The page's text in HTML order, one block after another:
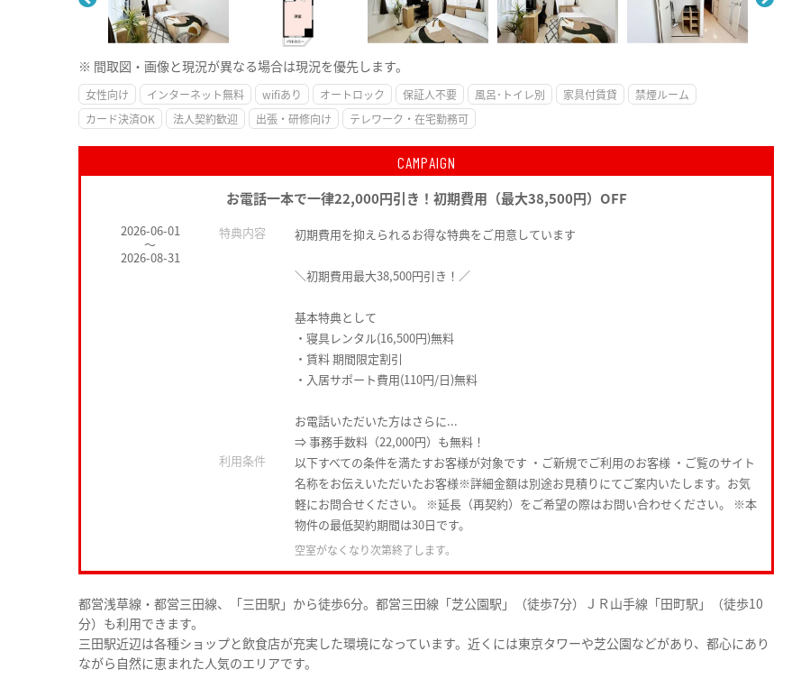
※ 間取図・画像と現況が異なる場合は現況を優先します。
女性向け インターネット無料 wifiあり オートロック 保証人不要 風呂･トイレ別 家具付賃貸
禁煙ルーム
カード決済OK
法人契約歓迎 出張・研修向け テレワーク・在宅勤務可
CAMPAIGN
お電話一本で一律22,000円引き！初期費用（最大38,500円）OFF
2026-06-01
～
2026-08-31
特典内容 初期費用を抑えられるお得な特典をご用意しています
＼初期費用最大38,500円引き！／
基本特典として
・寝具レンタル(16,500円)無料
・賃料 期間限定割引
・入居サポート費用(110円/日)無料
お電話いただいた方はさらに...
⇒ 事務手数料（22,000円）も無料！
利用条件
以下すべての条件を満たすお客様が対象です ・ご新規でご利用のお客様 ・ご覧のサイト
名称をお伝えいただいたお客様※詳細金額は別途お見積りにてご案内いたします。お気
軽にお問合せください。 ※延長（再契約）をご希望の際はお問い合わせください。 ※本
物件の最低契約期間は30日です。
空室がなくなり次第終了します。
都営浅草線・都営三田線、「三田駅」から徒歩6分。都営三田線「芝公園駅」（徒歩7分）ＪＲ山手線「田町駅」（徒歩10
分）も利用できます。
三田駅近辺は各種ショップと飲食店が充実した環境になっています。近くには東京タワーや芝公園などがあり、都心にあり
ながら自然に恵まれた人気のエリアです。